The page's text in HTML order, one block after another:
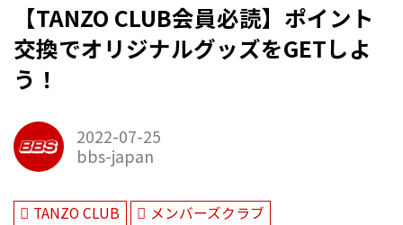
【TANZO CLUB会員必読】ポイント
交換でオリジナルグッズをGETしよ
う！
2022-07-25
bbs-japan
TANZO CLUB
メンバーズクラブ